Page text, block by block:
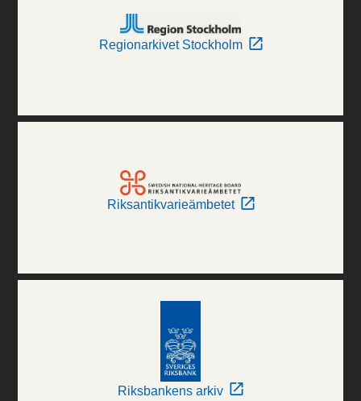
Regionarkivet Stockholm
Riksantikvarieämbetet
Riksbankens arkiv